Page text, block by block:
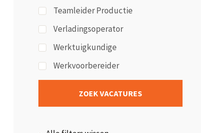
Teamleider Productie
Verladingsoperator
Werktuigkundige
Werkvoorbereider